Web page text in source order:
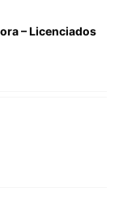
– Licenciados